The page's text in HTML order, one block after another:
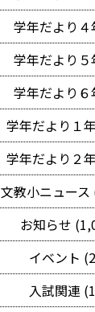
学年だより４
学年だより５
学年だより６
学年だより１
学年だより２
文教小ニュー
お知らせ
イベント
入試関連